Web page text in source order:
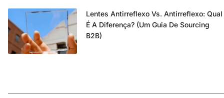
Lentes Antirreflexo Vs. Antirreflexo: Qual
É A Diferença? (Um Guia De Sourcing
B2B)